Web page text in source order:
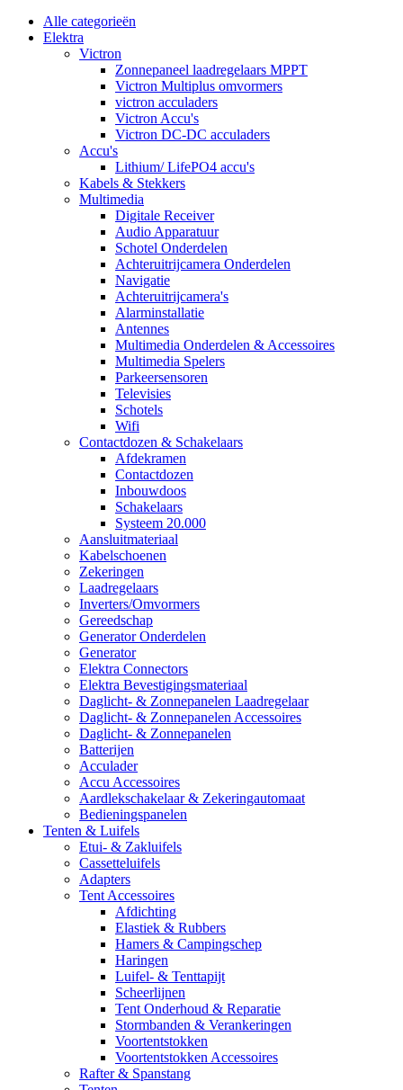
Alle categorieën
Elektra
Victron
Zonnepaneel laadregelaars MPPT
Victron Multiplus omvormers
victron acculaders
Victron Accu's
Victron DC-DC acculaders
Accu's
Lithium/ LifePO4 accu's
Kabels & Stekkers
Multimedia
Digitale Receiver
Audio Apparatuur
Schotel Onderdelen
Achteruitrijcamera Onderdelen
Navigatie
Achteruitrijcamera's
Alarminstallatie
Antennes
Multimedia Onderdelen & Accessoires
Multimedia Spelers
Parkeersensoren
Televisies
Schotels
Wifi
Contactdozen & Schakelaars
Afdekramen
Contactdozen
Inbouwdoos
Schakelaars
Systeem 20.000
Aansluitmateriaal
Kabelschoenen
Zekeringen
Laadregelaars
Inverters/Omvormers
Gereedschap
Generator Onderdelen
Generator
Elektra Connectors
Elektra Bevestigingsmateriaal
Daglicht- & Zonnepanelen Laadregelaar
Daglicht- & Zonnepanelen Accessoires
Daglicht- & Zonnepanelen
Batterijen
Acculader
Accu Accessoires
Aardlekschakelaar & Zekeringautomaat
Bedieningspanelen
Tenten & Luifels
Etui- & Zakluifels
Cassetteluifels
Adapters
Tent Accessoires
Afdichting
Elastiek & Rubbers
Hamers & Campingschep
Haringen
Luifel- & Tenttapijt
Scheerlijnen
Tent Onderhoud & Reparatie
Stormbanden & Verankeringen
Voortentstokken
Voortentstokken Accessoires
Rafter & Spanstang